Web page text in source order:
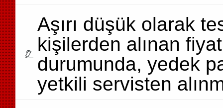
Aşırı düşük olarak
kişilerden alınan
durumunda, yedek
yetkili servisten